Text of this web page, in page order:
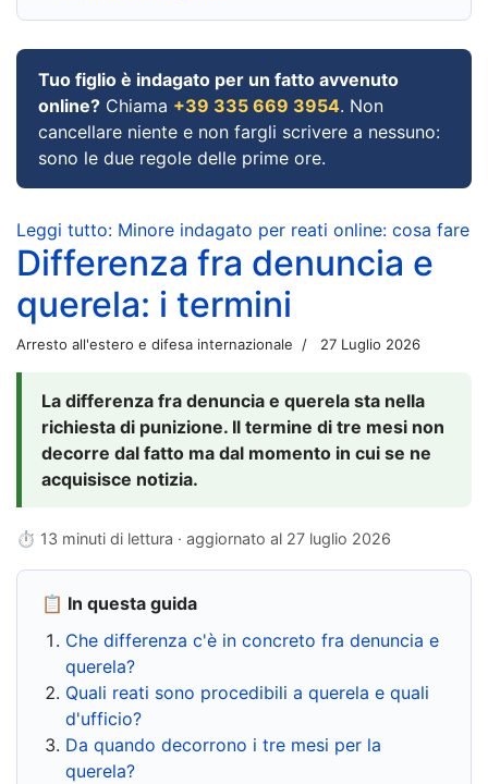
Tuo figlio è indagato per un fatto avvenuto
online? Chiama +39 335 669 3954. Non
cancellare niente e non fargli scrivere a nessuno:
sono le due regole delle prime ore.
Leggi tutto: Minore indagato per reati online: cosa fare
Differenza fra denuncia e
querela: i termini
Arresto all'estero e difesa internazionale 27 Luglio 2026
La differenza fra denuncia e querela sta nella
richiesta di punizione. Il termine di tre mesi non
decorre dal fatto ma dal momento in cui se ne
acquisisce notizia.
⏱ 13 minuti di lettura · aggiornato al 27 luglio 2026
📋 In questa guida
Che differenza c'è in concreto fra denuncia e
querela?
Quali reati sono procedibili a querela e quali
d'ufficio?
Da quando decorrono i tre mesi per la
querela?